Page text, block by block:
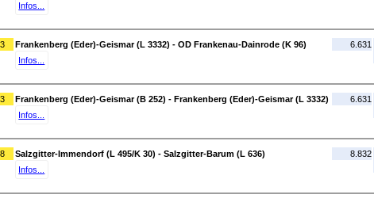
Infos...
Frankenberg (Eder)-Geismar (L 3332) - OD Frankenau-Dainrode (K 96)
Infos...
6.631
Frankenberg (Eder)-Geismar (B 252) - Frankenberg (Eder)-Geismar (L 3332)
Infos...
6.631
Salzgitter-Immendorf (L 495/K 30) - Salzgitter-Barum (L 636)
Infos...
8.832